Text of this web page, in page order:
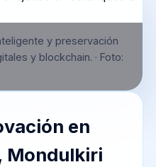
y preservación
y blockchain. · Foto:
en
Mondulkiri